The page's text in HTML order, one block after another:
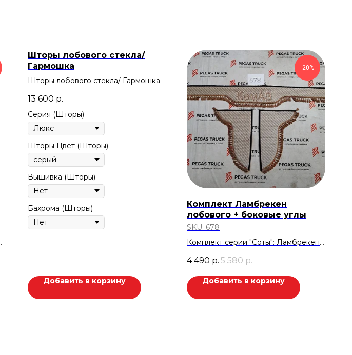
Шторы лобового стекла/
Гармошка
Шторы лобового стекла/ Гармошка
13 600 р.
Серия (Шторы)
Шторы Цвет (Шторы)
Вышивка (Шторы)
Бахрома (Шторы)
Добавить в корзину
-20%
Комплект Ламбрекен
лобового + боковые углы
SKU: 678
Комплект серии "Соты": Ламбрекен
боковые углы.
Стеганный велюр. Бежевый.
Скидка 1.090 руб.
4 490 р. 5 580 р.
Добавить в корзину